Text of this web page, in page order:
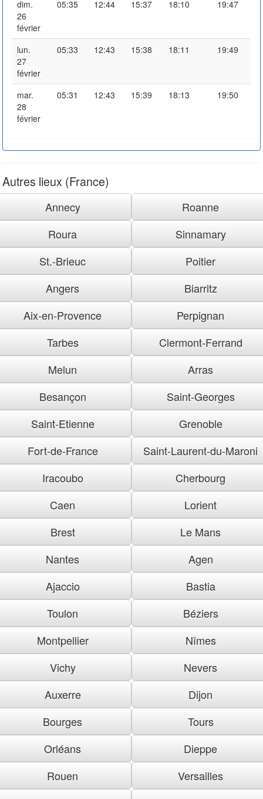
dim.
26
février
05:35 12:44 15:37 18:10 19:47
lun.
27
février
05:33 12:43 15:38 18:11 19:49
mar.
28
février
05:31 12:43 15:39 18:13 19:50
Autres lieux (France)
Annecy
Roanne
Roura
Sinnamary
St.-Brieuc
Poitier
Angers
Biarritz
Aix-en-Provence
Perpignan
Tarbes
Clermont-Ferrand
Melun
Arras
Besançon
Saint-Georges
Saint-Etienne
Grenoble
Fort-de-France
Saint-Laurent-du-Maroni
Iracoubo
Cherbourg
Caen
Lorient
Brest
Le Mans
Nantes
Agen
Ajaccio
Bastia
Toulon
Béziers
Montpellier
Nîmes
Vichy
Nevers
Auxerre
Dijon
Bourges
Tours
Orléans
Dieppe
Rouen
Versailles